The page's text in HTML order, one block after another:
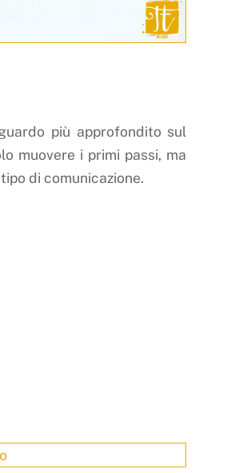
più approfondito sul
muovere i primi passi, ma
di comunicazione.